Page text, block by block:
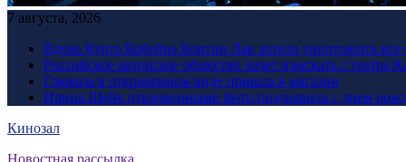
7 августа, 2026
Вдова Курта Кобейна Кортни Лав хотела уничтожить все
Российское авторское общество хочет взыскать с
Глюкоза в откровенном виде пришла в магазин
Ирина Шейк откровенными фото поздравила с днем
Кинозал
Новостная рассылка